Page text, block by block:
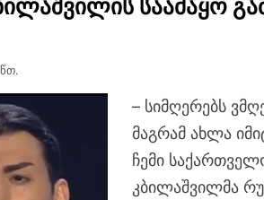
საამაყო
– სიმღერებს
მაგრამ ახლა
ჩემი
კბილაშვილმა